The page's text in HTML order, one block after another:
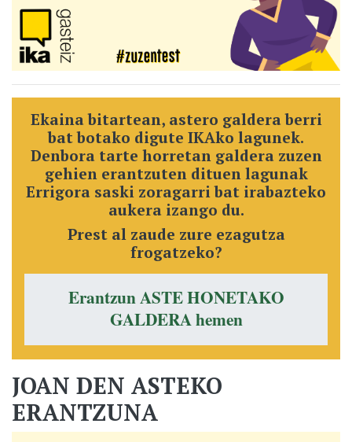
Ekaina bitartean, astero galdera berri
bat botako digute IKAko lagunek.
Denbora tarte horretan galdera zuzen
gehien erantzuten dituen lagunak
Errigora saski zoragarri bat irabazteko
aukera izango du.
Prest al zaude zure ezagutza
frogatzeko?
Erantzun ASTE HONETAKO
GALDERA hemen
JOAN DEN ASTEKO
ERANTZUNA